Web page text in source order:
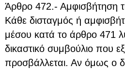
Άρθρο 472.- Αμφισβήτηση
Κάθε δισταγμός ή
μέσου κατά το άρθρο 471
δικαστικό συμβούλιο που
προσβάλλεται. Αν όμως ο